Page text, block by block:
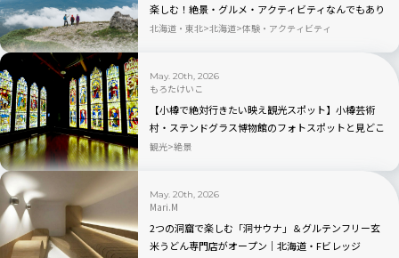
楽しむ！絶景・グルメ・アクティビティなんでもあり
北海道・東北 北海道 体験・アクティビティ
May. 20th, 2026
もろたけいこ
【小樽で絶対行きたい映え観光スポット】小樽芸術
村・ステンドグラス博物館のフォトスポットと見どこ
ろ解説
観光 絶景
May. 20th, 2026
Mari.M
2つの洞窟で楽しむ「洞サウナ」＆グルテンフリー玄
米うどん専門店がオープン｜北海道・Fビレッジ